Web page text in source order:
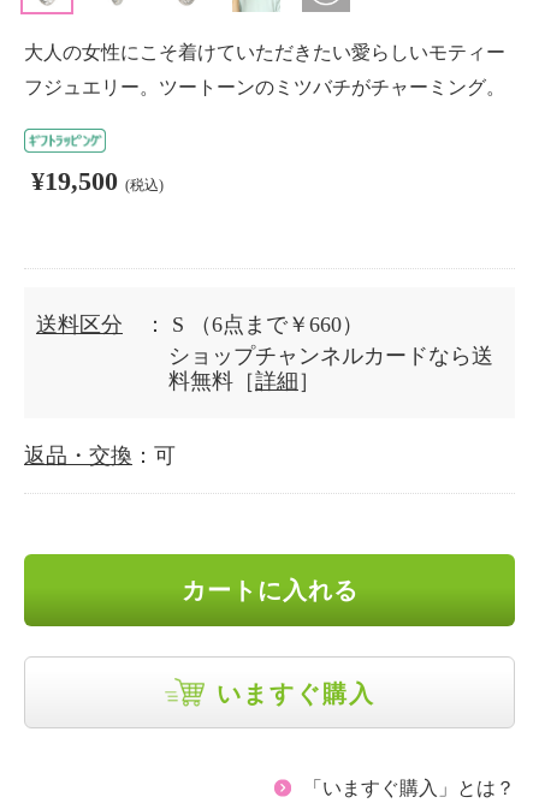
大人の女性にこそ着けていただきたい愛らしいモティー
フジュエリー。ツートーンのミツバチがチャーミング。
¥19,500 (税込)
送料区分 ： S
（6点まで￥660）
ショップチャンネルカードなら送
料無料［詳細 ］
返品・交換 ：可
カートに入れる
いますぐ購入
「いますぐ購入」とは？